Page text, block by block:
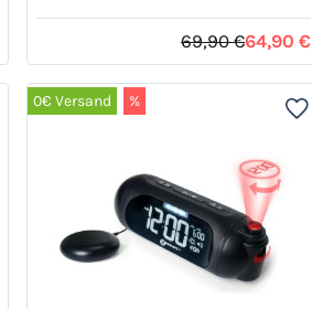
69,90 €64,90 €
0€ Versand %